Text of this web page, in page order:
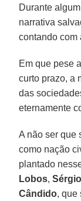
Durante
narrativa
contando
Em que pese
curto prazo, a
das
eternamente
A não ser que
como nação
plantado
Lobos,
Cândido, que